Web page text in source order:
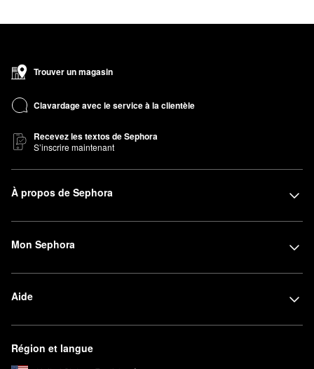
Trouver un magasin
Clavardage avec le service à la clientèle
Recevez les textos de Sephora
S’inscrire maintenant
À propos de Sephora
Mon Sephora
Aide
Région et langue